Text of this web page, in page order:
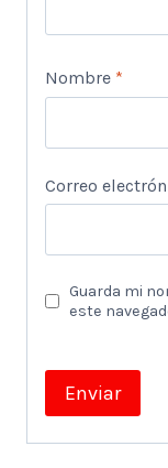
Nombre *
Correo
Guarda mi
este